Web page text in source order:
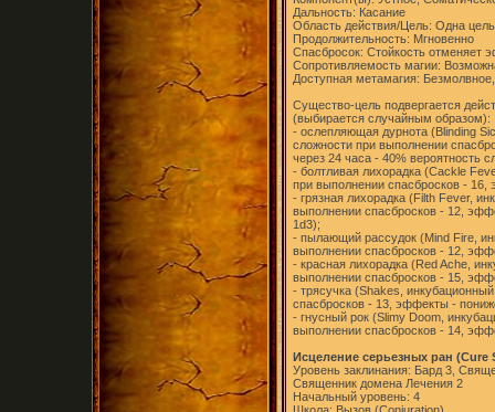
Дальность: Касание
Область действия/Цель: Одна цель
Продолжительность: Мгновенно
Спасбросок: Стойкость отменяет
Сопротивляемость магии:
Доступная метамагия:
Существо-цель подвергается
(выбирается случайным образом):
- ослепляющая дурнота (Blinding
сложности при выполнении
через 24 часа - 40% вероятность
- болтливая лихорадка (Cackle
при выполнении спасбросков -
- грязная лихорадка (Filth Fever,
выполнении спасбросков - 12,
1d3);
- пылающий рассудок (Mind Fire,
выполнении спасбросков - 12,
- красная лихорадка (Red Ache,
выполнении спасбросков - 15,
- трясучка (Shakes,
спасбросков - 13, эффекты -
- гнусный рок (Slimy Doom,
выполнении спасбросков - 14,
Исцеление серьезных ран (Cure
Уровень заклинания: Бард 3,
Священник домена Лечения 2
Начальный уровень: 4